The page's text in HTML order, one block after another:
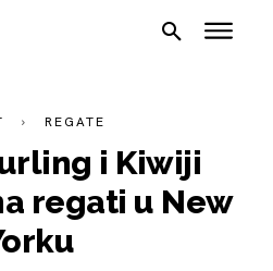
REGATE
i Kiwiji
regati u New